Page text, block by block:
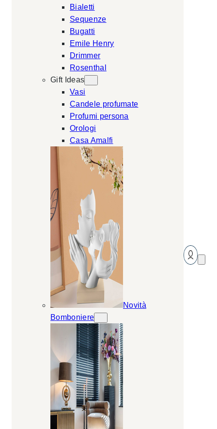
Bialetti
Sequenze
Bugatti
Emile Henry
Drimmer
Rosenthal
Gift Ideas
Vasi
Candele profumate
Profumi persona
Orologi
Casa Amalfi
Novità
Bomboniere